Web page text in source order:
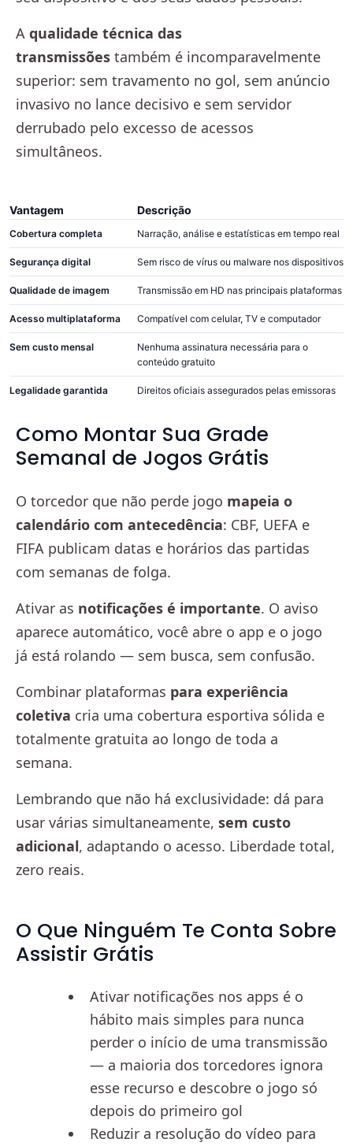
A qualidade técnica das
transmissões também é incomparavelmente
superior: sem travamento no gol, sem anúncio
invasivo no lance decisivo e sem servidor
derrubado pelo excesso de acessos
simultâneos.
Vantagem Descrição
Cobertura completa Narração, análise e estatísticas em tempo real
Segurança digital Sem risco de vírus ou malware nos dispositivos
Qualidade de imagem Transmissão em HD nas principais plataformas
Acesso multiplataforma Compatível com celular, TV e computador
Sem custo mensal
Nenhuma assinatura necessária para o
conteúdo gratuito
Legalidade garantida Direitos oficiais assegurados pelas emissoras
Como Montar Sua Grade
Semanal de Jogos Grátis
O torcedor que não perde jogo mapeia o
calendário com antecedência: CBF, UEFA e
FIFA publicam datas e horários das partidas
com semanas de folga.
Ativar as notificações é importante. O aviso
aparece automático, você abre o app e o jogo
já está rolando — sem busca, sem confusão.
Combinar plataformas para experiência
coletiva cria uma cobertura esportiva sólida e
totalmente gratuita ao longo de toda a
semana.
Lembrando que não há exclusividade: dá para
usar várias simultaneamente, sem custo
adicional, adaptando o acesso. Liberdade total,
zero reais.
O Que Ninguém Te Conta Sobre
Assistir Grátis
Ativar notificações nos apps é o
hábito mais simples para nunca
perder o início de uma transmissão
— a maioria dos torcedores ignora
esse recurso e descobre o jogo só
depois do primeiro gol
Reduzir a resolução do vídeo para